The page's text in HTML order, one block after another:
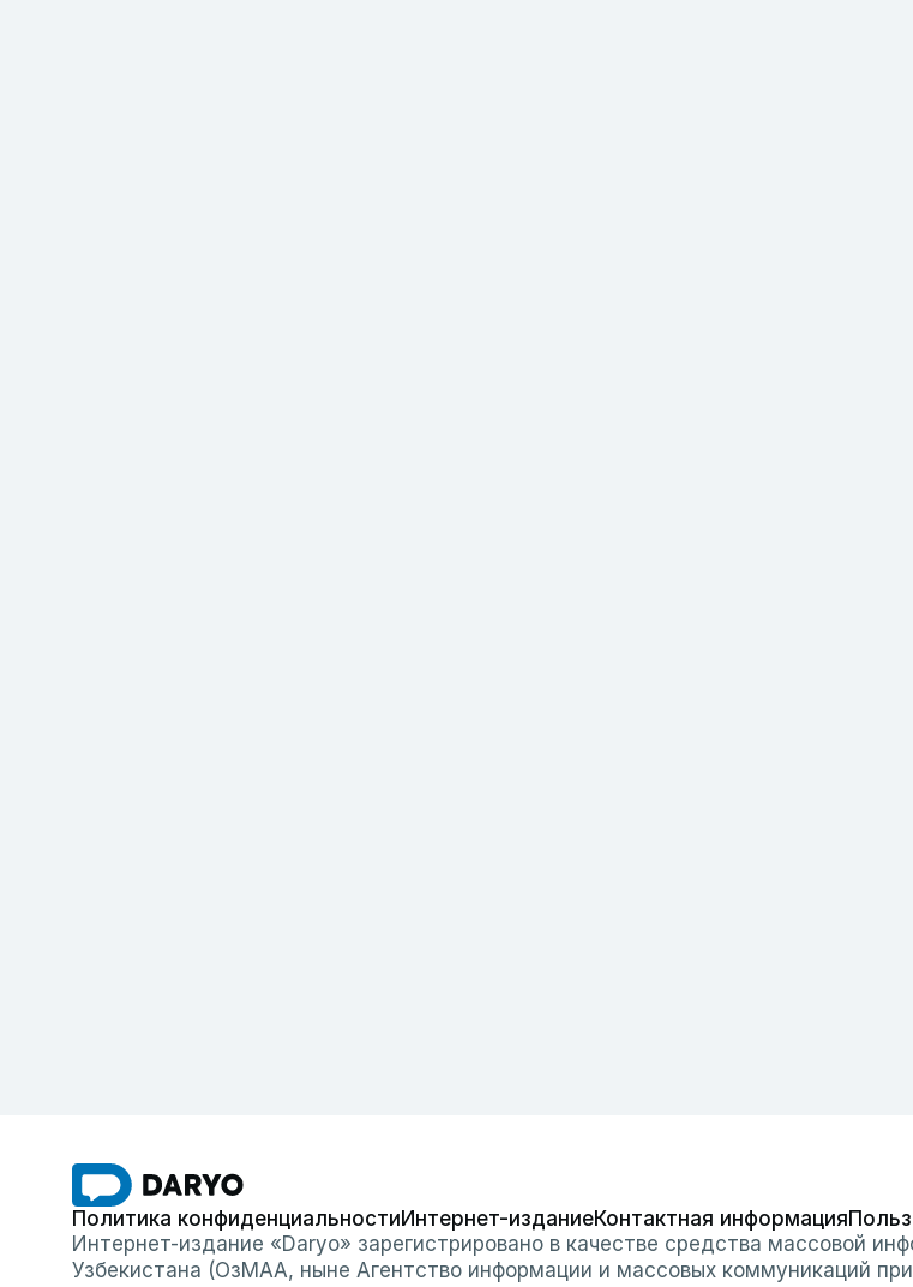
Политика конфиденциальностиИнтернет-изданиеКонтактная информация
Интернет-издание «Daryo» зарегистрировано в качестве средства массовой
Узбекистана (ОзМАА, ныне Агентство информации и массовых коммуникаций